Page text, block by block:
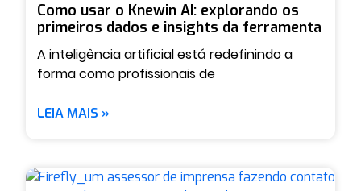
Como usar o Knewin AI: explorando os
primeiros dados e insights da ferramenta
A inteligência artificial está redefinindo a
forma como profissionais de
LEIA MAIS »